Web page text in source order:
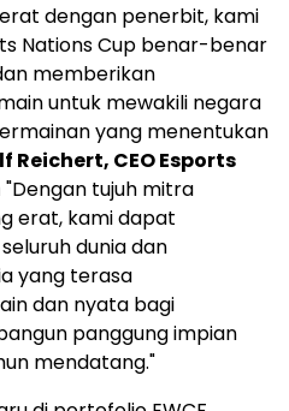
dengan penerbit, kami
Nations Cup benar-benar
memberikan
untuk mewakili negara
yang menentukan
Reichert, CEO Esports
"Dengan tujuh mitra
erat, kami dapat
dunia dan
yang terasa
dan nyata bagi
panggung impian
mendatang."